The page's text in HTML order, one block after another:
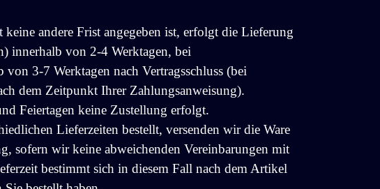
andere Frist angegeben ist, erfolgt die Lieferung
innerhalb von 2-4 Werktagen, bei
3-7 Werktagen nach Vertragsschluss (bei
dem Zeitpunkt Ihrer Zahlungsanweisung).
Feiertagen keine Zustellung erfolgt.
Lieferzeiten bestellt, versenden wir die Ware
sofern wir keine abweichenden Vereinbarungen mit
bestimmt sich in diesem Fall nach dem Artikel